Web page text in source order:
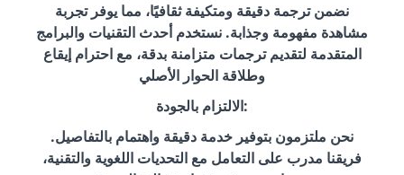
نضمن ترجمة دقيقة ومتكيفة ثقافيًا، مما يوفر تجربة
مشاهدة مفهومة وجذابة. نستخدم أحدث التقنيات والبرامج
المتقدمة لتقديم ترجمات متزامنة بدقة، مع احترام إيقاع
وطلاقة الحوار الأصلي
الالتزام بالجودة:
نحن ملتزمون بتوفير خدمة دقيقة واهتمام بالتفاصيل.
فريقنا مدرب على التعامل مع التحديات اللغوية والتقنية،